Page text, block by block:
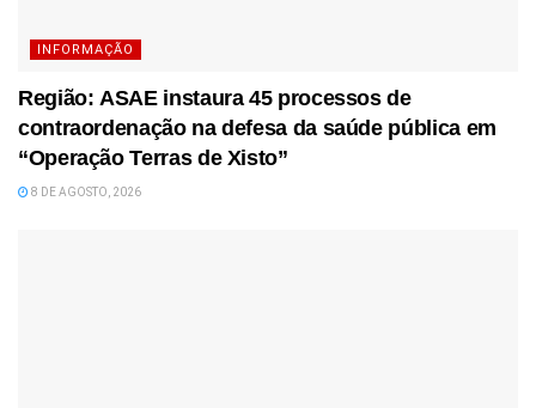
INFORMAÇÃO
Região: ASAE instaura 45 processos de
contraordenação na defesa da saúde pública em
“Operação Terras de Xisto”
8 DE AGOSTO, 2026